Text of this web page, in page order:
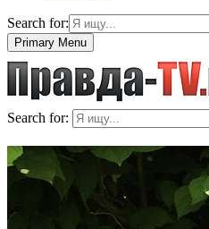
Search for:
Primary Menu
Search for: